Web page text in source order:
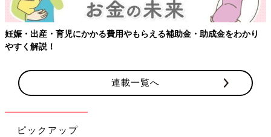
助金・助成金をわかり 【ワクチン接種できるものも】妊婦の感
連載一覧へ
ピックアップ